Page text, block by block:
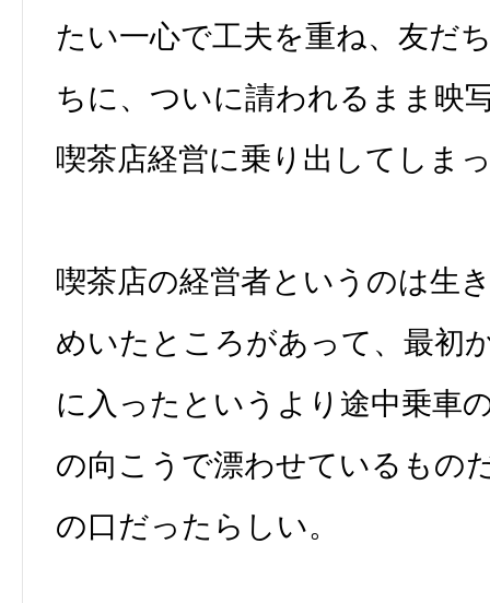
たい一心で工夫を重ね、友だ
ちに、ついに請われるまま映
喫茶店経営に乗り出してしま
喫茶店の経営者というのは生
めいたところがあって、最初
に入ったというより途中乗車
の向こうで漂わせているもの
の口だったらしい。